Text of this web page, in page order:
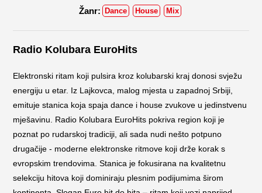
Dance House Mix
Radio Kolubara EuroHits
Elektronski ritam koji pulsira kroz kolubarski kraj donosi svježu
energiju u etar. Iz Lajkovca, malog mjesta u zapadnoj Srbiji,
emituje stanica koja spaja dance i house zvukove u jedinstvenu
mješavinu. Radio Kolubara EuroHits pokriva region koji je
poznat po rudarskoj tradiciji, ali sada nudi nešto potpuno
drugačije - moderne elektronske ritmove koji drže korak s
evropskim trendovima. Stanica je fokusirana na kvalitetnu
selekciju hitova koji dominiraju plesnim podijumima širom